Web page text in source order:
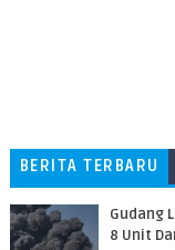
BERITA TERBARU
​Gudang
8 Unit